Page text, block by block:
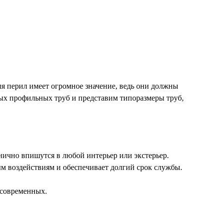
перил имеет огромное значение, ведь они должны
профильных труб и представим типоразмеры труб,
впишутся в любой интерьер или экстерьер.
и обеспечивает долгий срок службы.